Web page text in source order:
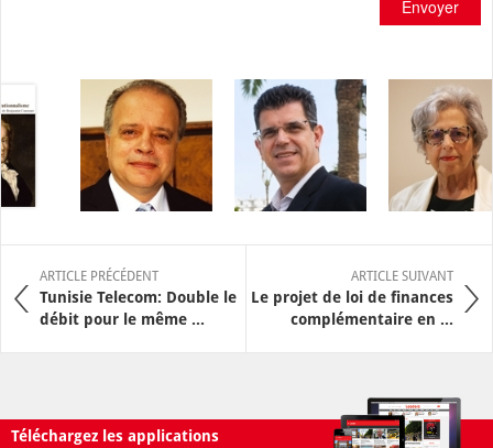
Envoyer
ARTICLE PRÉCÉDENT
Tunisie Telecom: Double le
débit pour le même ...
ARTICLE SUIVANT
Le projet de loi de finances
complémentaire en ...
Téléchargez les applications